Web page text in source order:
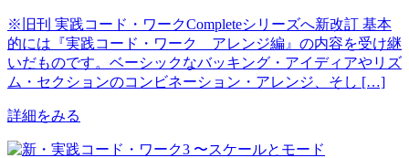
※旧刊 実践コード・ワークCompleteシリーズへ新改訂 基本
的には『実践コード・ワーク アレンジ編』の内容を受け継
いだものです。ベーシックなバッキング・アイディアやリズ
ム・セクションのコンビネーション・アレンジ、そし […]
詳細をみる